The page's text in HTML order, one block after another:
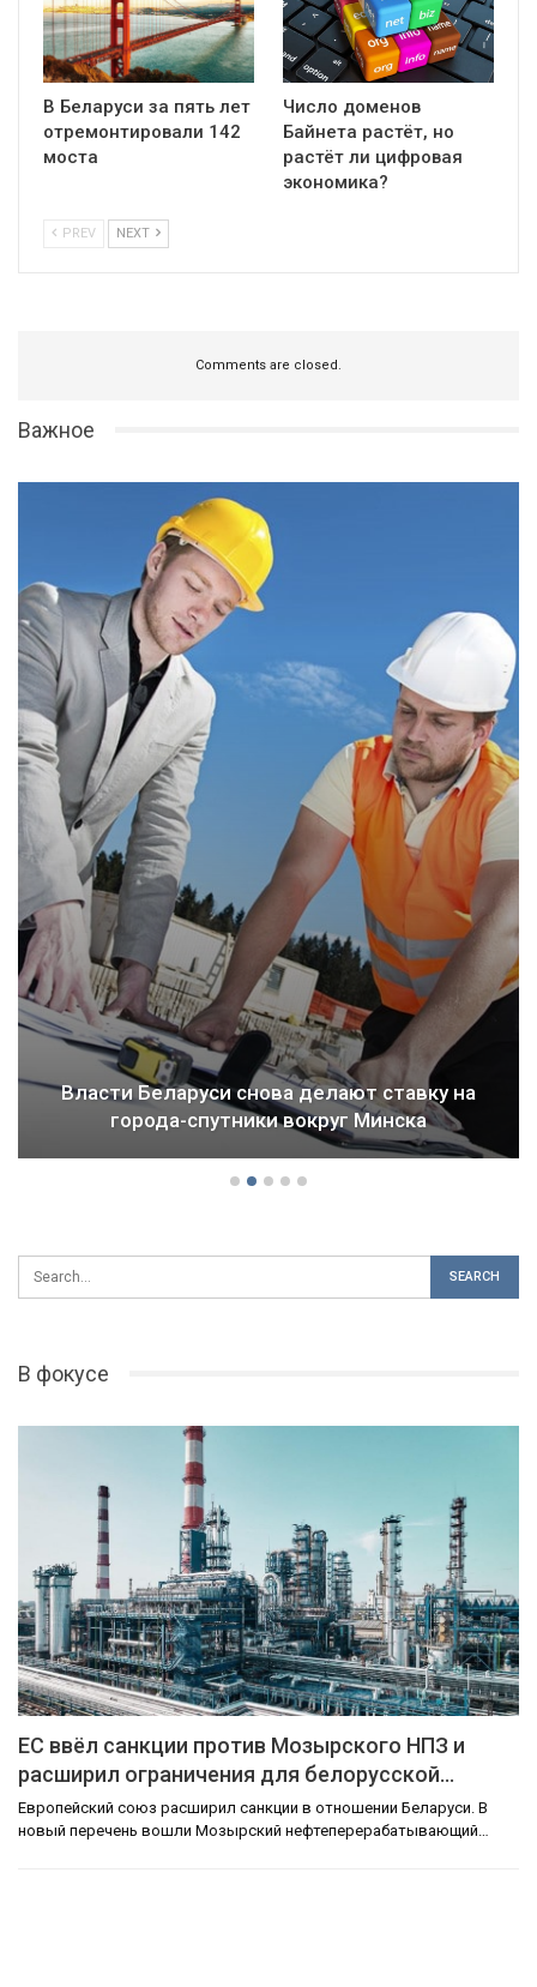
В Беларуси за пять лет
отремонтировали 142
моста
Число доменов
Байнета растёт, но
растёт ли цифровая
экономика?
PREV NEXT
Comments are closed.
Важное
Драма Детройта: как ломается будущее
городов и стран
В фокусе
ЕС ввёл санкции против Мозырского НПЗ и
расширил ограничения для белорусской…
Европейский союз расширил санкции в отношении Беларуси. В
новый перечень вошли Мозырский нефтеперерабатывающий…